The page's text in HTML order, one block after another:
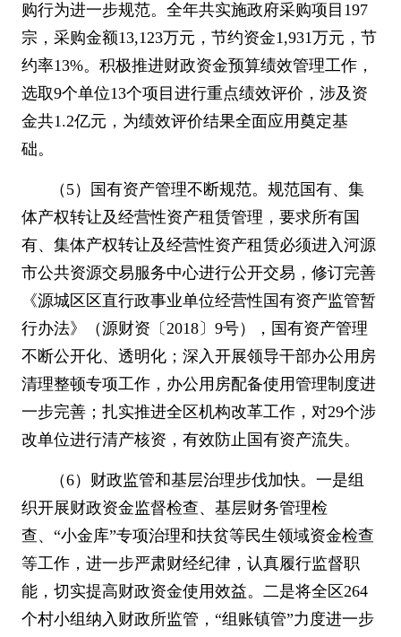
购行为进一步规范。全年共实施政府采购项目 197
宗，采购金额13,123万元，节约资金1,931万元，节
约率13%。积极推进财政资金预算绩效管理工作，
选取9个单位13个项目进行重点绩效评价，涉及资
金共1.2亿元，为绩效评价结果全面应用奠定基
础。
（ 5）国有资产管理不断规范。规范国有、集
体产权转让及经营性资产租赁管理，要求所有国
有、集体产权转让及经营性资产租赁必须进入河源
市公共资源交易服务中心进行公开交易，修订完善
《源城区区直行政事业单位经营性国有资产监管暂
行办法》（源财资〔 2018〕 9号），国有资产管理
不断公开化、透明化；深入开展领导干部办公用房
清理整顿专项工作，办公用房配备使用管理制度进
一步完善；扎实推进全区机构改革工作，对29个涉
改单位进行清产核资，有效防止国有资产流失。
（6）财政监管和基层治理步伐加快。一是组
织开展财政资金监督检查、基层财务管理检
查、 “小金库”专项治理和扶贫等民生领域资金检查
等工作，进一步严肃财经纪律，认真履行监督职
能，切实提高财政资金使用效益。二是将全区264
个村小组纳入财政所监管， “组账镇管”力度进一步